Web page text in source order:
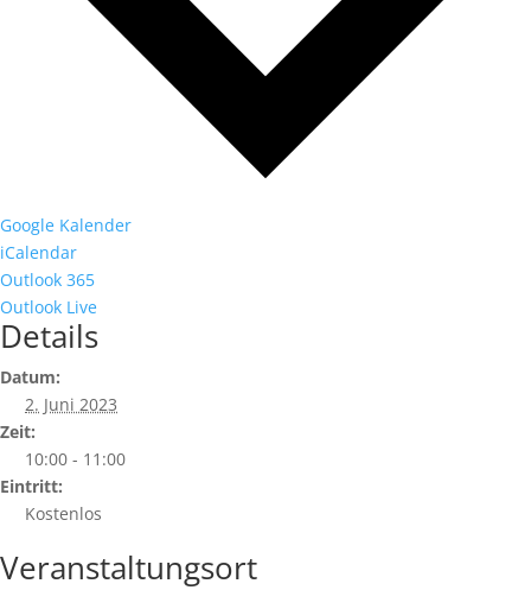
Google Kalender
iCalendar
Outlook 365
Outlook Live
Details
Datum:
2. Juni 2023
Zeit:
10:00 - 11:00
Eintritt:
Kostenlos
Veranstaltungsort